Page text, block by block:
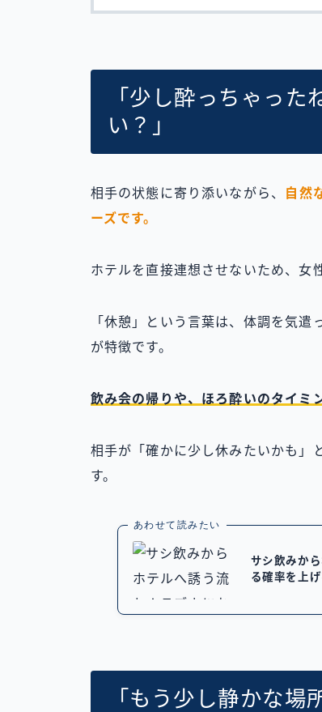
「少し酔っちゃっ
い？」
相手の状態に寄り添いながら、 自然
ーズです。
ホテルを直接連想させないため、女
「休憩」という言葉は、体調を気
が特徴です。
飲み会の帰りや、ほろ酔いのタイミ
相手が「確かに少し休みたいかも」
す。
あわせて読みたい
サシ飲みか
る確率を上
「もう少し静かな場